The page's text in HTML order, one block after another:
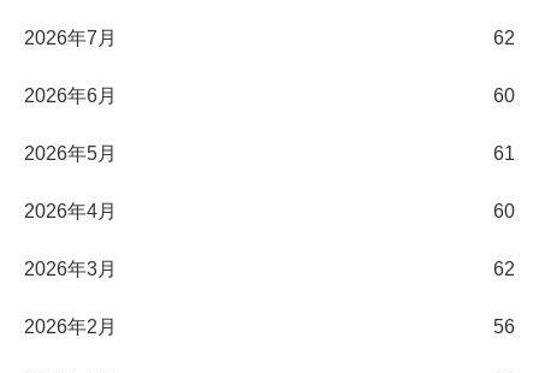
2026年7月 62
2026年6月 60
2026年5月 61
2026年4月 60
2026年3月 62
2026年2月 56